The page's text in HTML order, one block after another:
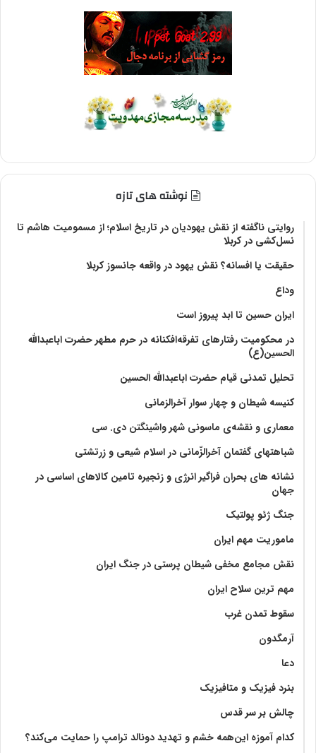
نوشته های تازه
روایتی ناگفته از نقش یهودیان در تاریخ اسلام؛ از مسمومیت هاشم تا
نسل‌کشی در کربلا
حقیقت یا افسانه؟‌ نقش یهود در واقعه جانسوز کربلا
وداع
ایران حسین تا ابد پیروز است
در محکومیت رفتارهای تفرقه‌افکنانه در حرم مطهر حضرت اباعبدالله
الحسین(ع)
تحلیل تمدنی قیام حضرت اباعبدالله الحسین
کنیسه شیطان و چهار سوار آخرالزمانی
معماری و نقشه‌ی ماسونی شهر واشينگتن دی. سی
شباهتهای گفتمان آخر‌الزّمانی در اسلام شیعی و زرتشتی
نشانه های بحران فراگیر انرژی و زنجیره تامین کالاهای اساسی در
جهان
جنگ ژئو پولتیک
ماموریت مهم ایران
نقش مجامع مخفی شیطان پرستی در جنگ ایران
مهم ترین سلاح ایران
سقوط تمدن غرب
آرمگدون
دعا
بنرد فیزیک و متافیزیک
چالش بر سر قدس
کدام آموزه این‌همه خشم و تهدید دونالد ترامپ را حمایت می‌کند؟